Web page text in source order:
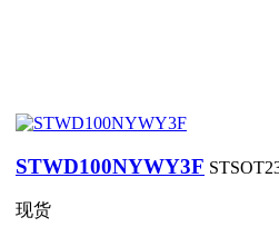
STWD100NYWY3F
现货
ST